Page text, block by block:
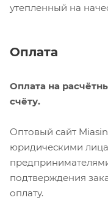
утепленный на
Оплата
Оплата на
счёту.
Оптовый сайт
юридическими
подтверждения
оплату.